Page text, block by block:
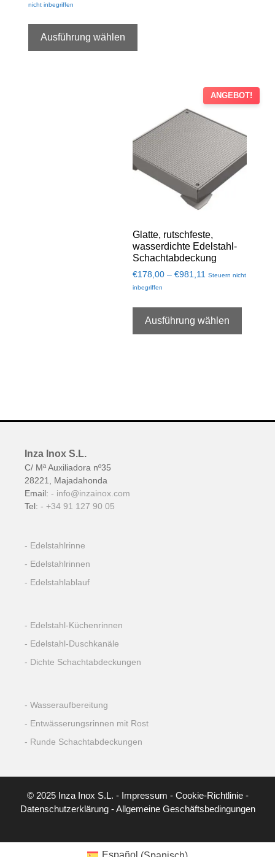
nicht inbegriffen
Ausführung wählen
ANGEBOT!
Glatte, rutschfeste,
wasserdichte Edelstahl-
Schachtabdeckung
€178,00 – €981,11 Steuern nicht
inbegriffen
Ausführung wählen
Inza Inox S.L.
C/ Mª Auxiliadora nº35
28221, Majadahonda
Email:
info@inzainox.com
Tel:
+34 91 127 90 05
Edelstahlrinne
Edelstahlrinnen
Edelstahlablauf
Edelstahl-Küchenrinnen
Edelstahl-Duschkanäle
Dichte Schachtabdeckungen
Wasseraufbereitung
Entwässerungsrinnen mit Rost
Runde Schachtabdeckungen
© 2025 Inza Inox S.L. - Impressum - Cookie-Richtlinie-
Datenschutzerklärung-Allgemeine Geschäftsbedingungen